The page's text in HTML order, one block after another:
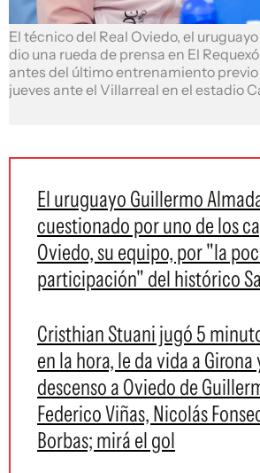
El técnico del Real Oviedo, el
dio una rueda de prensa en El
antes del último entrenamiento
jueves ante el Villarreal en el estadio
El uruguayo Guillermo
cuestionado por uno de los
Oviedo, su equipo, por "la
participación" del histórico
Cristhian Stuani jugó 5
en la hora, le da vida a
descenso a Oviedo de
Federico Viñas, Nicolás
Borbas; mirá el gol